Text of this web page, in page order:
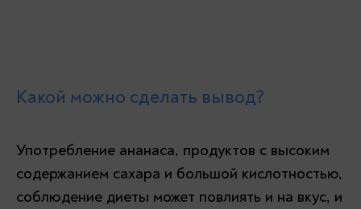
Какой можно сделать вывод?
Употребление ананаса, продуктов с высоким
содержанием сахара и большой кислотностью,
соблюдение диеты может повлиять и на вкус, и